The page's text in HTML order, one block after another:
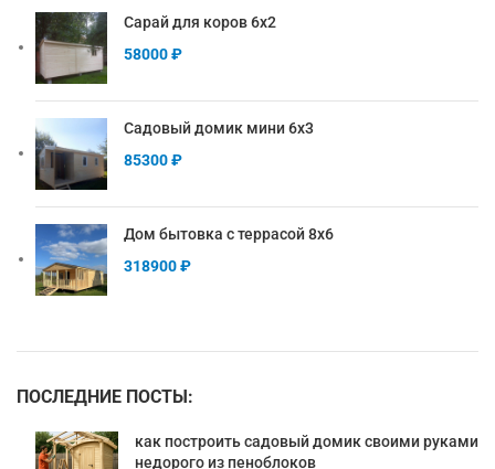
Сарай для коров 6х2
58000₽
Садовый домик мини 6х3
85300₽
Дом бытовка с террасой 8х6
318900₽
ПОСЛЕДНИЕ ПОСТЫ:
как построить садовый домик своими руками
недорого из пеноблоков